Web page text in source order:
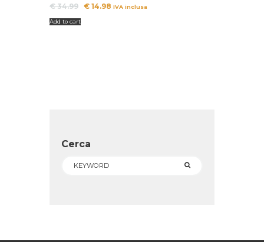
€34.99 Il
€ 14.98 IlIVA inclusa
Add to cart
Cerca